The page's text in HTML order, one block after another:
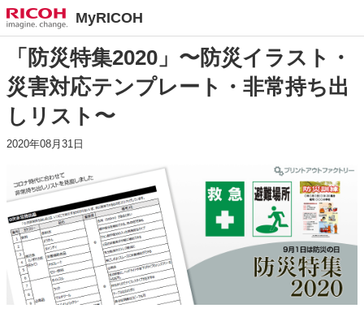
MyRICOH
「防災特集2020」〜防災イラスト・
災害対応テンプレート・非常持ち出
しリスト〜
2020年08月31日